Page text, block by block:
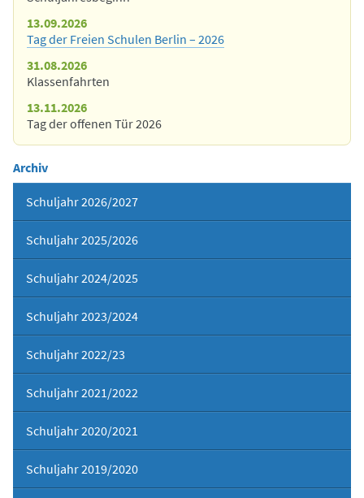
13.09.2026
Tag der Freien Schulen Berlin – 2026
31.08.2026
Klassenfahrten
13.11.2026
Tag der offenen Tür 2026
Archiv
Schuljahr 2026/2027
Schuljahr 2025/2026
Schuljahr 2024/2025
Schuljahr 2023/2024
Schuljahr 2022/23
Schuljahr 2021/2022
Schuljahr 2020/2021
Schuljahr 2019/2020